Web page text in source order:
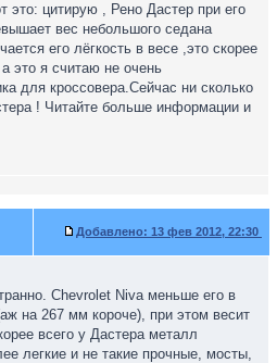
это: цитирую , Рено Дастер при его
вес небольшого седана
его лёгкость в весе ,это скорее
это я считаю не очень
для кроссовера.Сейчас ни сколько
! Читайте больше информации и
Добавлено: 13 фев 2012, 22:30
Chevrolet Niva меньше его в
на 267 мм короче), при этом весит
всего у Дастера металл
легкие и не такие прочные, мосты,